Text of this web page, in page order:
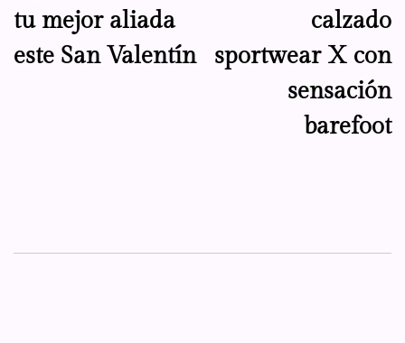
tu mejor aliada
este San Valentín
calzado
sportwear X con
sensación
barefoot